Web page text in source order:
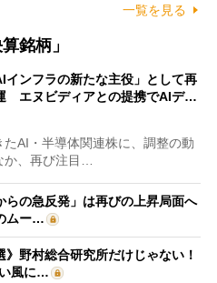
一覧を見る
銘柄」
インフラの新たな主役」として再
エヌビディアとの提携でAIデ…
AI・半導体関連株に、調整の動
、再び注目…
らの急反発」は再びの上昇局面へ
ムー…
》野村総合研究所だけじゃない！
い風に…